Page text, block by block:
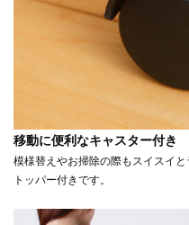
移動に便利なキャスター付き
模様替えやお掃除の際もスイスイ
トッパー付きです。